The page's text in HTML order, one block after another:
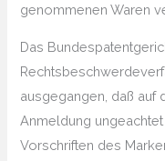
genommenen Waren
Das
ausgegangen, daß auf
Anmeldung
Vorschriften des